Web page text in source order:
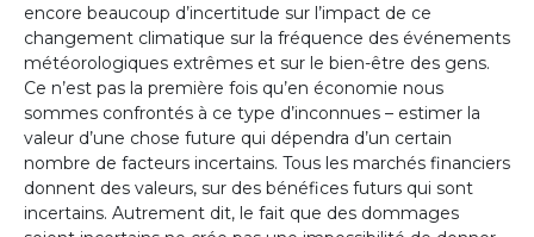
encore beaucoup d’incertitude sur l’impact de ce
changement climatique sur la fréquence des événements
météorologiques extrêmes et sur le bien-être des gens.
Ce n’est pas la première fois qu’en économie nous
sommes confrontés à ce type d’inconnues – estimer la
valeur d’une chose future qui dépendra d’un certain
nombre de facteurs incertains. Tous les marchés financiers
donnent des valeurs, sur des bénéfices futurs qui sont
incertains. Autrement dit, le fait que des dommages